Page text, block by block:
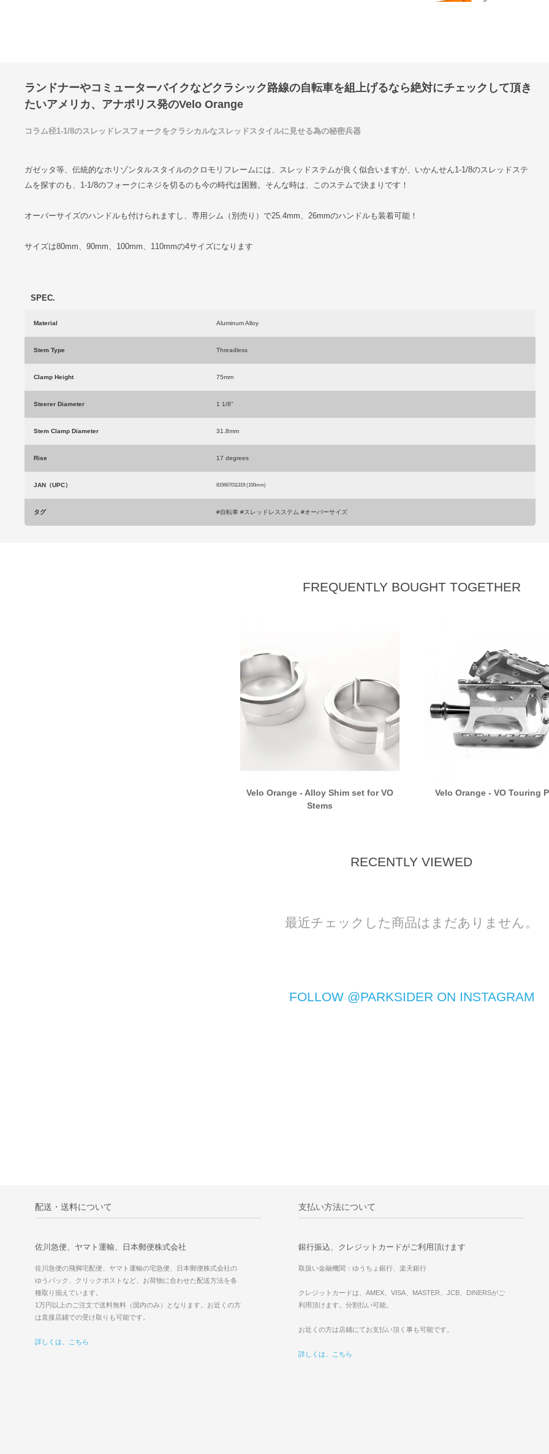
ランドナーやコミューターバイクなどクラシック路線の自転車を組上げるなら絶対にチェックして頂き
たいアメリカ、アナポリス発のVelo Orange
コラム径1-1/8のスレッドレスフォークをクラシカルなスレッドスタイルに見せる為の秘密兵器
ガゼッタ等、伝統的なホリゾンタルスタイルのクロモリフレームには、スレッドステムが良く似合いますが、いかんせん1-1/8のスレッドステ
ムを探すのも、1-1/8のフォークにネジを切るのも今の時代は困難。そんな時は、このステムで決まりです！
オーバーサイズのハンドルも付けられますし、専用シム（別売り）で25.4mm、26mmのハンドルも装着可能！
サイズは80mm、90mm、100mm、110mmの4サイズになります
SPEC.
Material Aluminum Alloy
Stem Type Threadless
Clamp Height 75mm
Steerer Diameter 1 1/8"
Stem Clamp Diameter 31.8mm
Rise 17 degrees
JAN（UPC） 815667011319 (100mm)
タグ #自転車 #スレッドレスステム #オーバーサイズ
FREQUENTLY BOUGHT TOGETHER
Velo Orange - Alloy Shim set for VO
Stems
Velo Orange - VO Touring
RECENTLY VIEWED
最近チェックした商品はまだありません。
FOLLOW @PARKSIDER ON INSTAGRAM
配送・送料について
佐川急便、ヤマト運輸、日本郵便株式会社
佐川急便の飛脚宅配便、ヤマト運輸の宅急便、日本郵便株式会社の
ゆうパック、クリックポストなど、お荷物に合わせた配送方法を各
種取り揃えています。
1万円以上のご注文で送料無料（国内のみ）となります。お近くの方
は直接店鋪での受け取りも可能です。
詳しくは、こちら
支払い方法について
銀行振込、クレジットカードがご利用頂けます
取扱い金融機関：ゆうちょ銀行、楽天銀行
クレジットカードは、AMEX、VISA、MASTER、JCB、DINERSがご
利用頂けます。分割払い可能。
お近くの方は店鋪にてお支払い頂く事も可能です。
詳しくは、こちら